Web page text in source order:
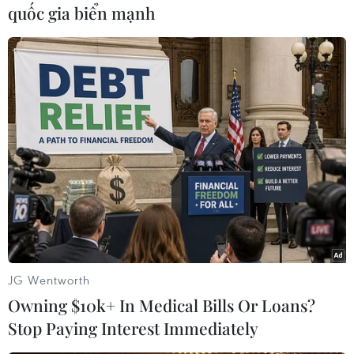
xác minh lượng vật liệu hạt nhân nói trên. IAEA
nhận định việc không thể xác minh là vấn đề
đáng lo ngại liên quan đến nguy cơ phổ biến
hạt nhân.
Báo cáo cũng cho rằng các cuộc tấn công quân
sự đã tạo ra một tình huống chưa từng có tiền
lệ, song điều đó càng làm gia tăng nhu cầu tiến
hành các hoạt động thanh sát và xác minh độc
lập.
Tổng Giám đốc IAEA Rafael Grossi đã kêu gọi
Iran hợp tác mang tính xây dựng với cơ quan
này nhằm bảo đảm việc thực hiện đầy đủ và
hiệu quả các nghĩa vụ giám sát hạt nhân.
Báo cáo dự kiến sẽ được đưa ra thảo luận tại
quốc gia biển mạnh
JG Wentworth
Owning $10k+ In Medical Bills Or Loans?
Stop Paying Interest Immediately